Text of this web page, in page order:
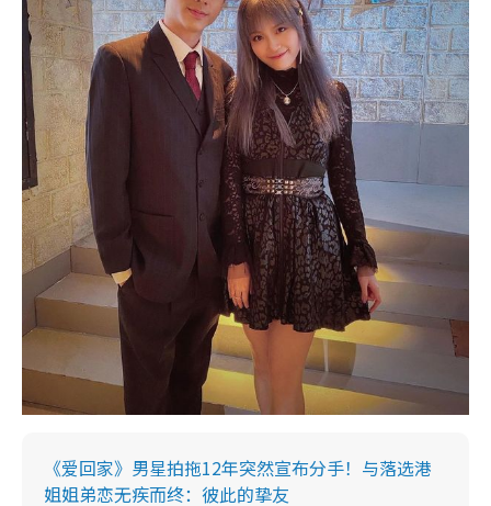
《爱回家》男星拍拖12年突然宣布分手！与落选港
姐姐弟恋无疾而终：彼此的挚友